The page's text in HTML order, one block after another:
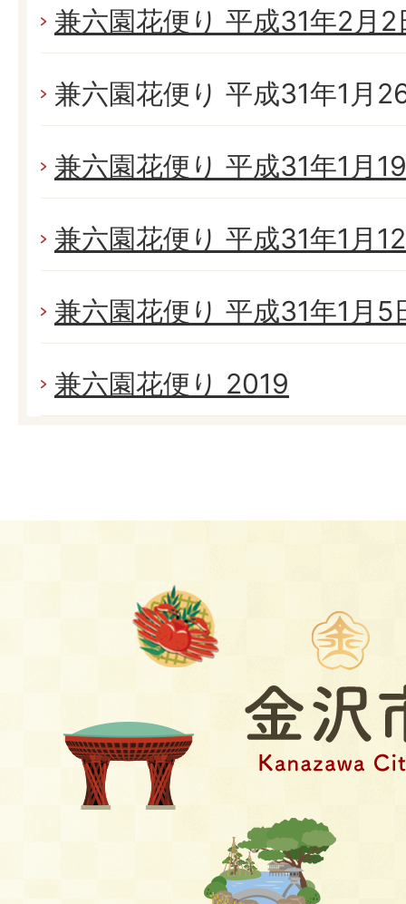
兼六園花便り 平成31年2月
兼六園花便り 平成31年1月
兼六園花便り 平成31年1月
兼六園花便り 平成31年1月
兼六園花便り 平成31年1月5
兼六園花便り 2019